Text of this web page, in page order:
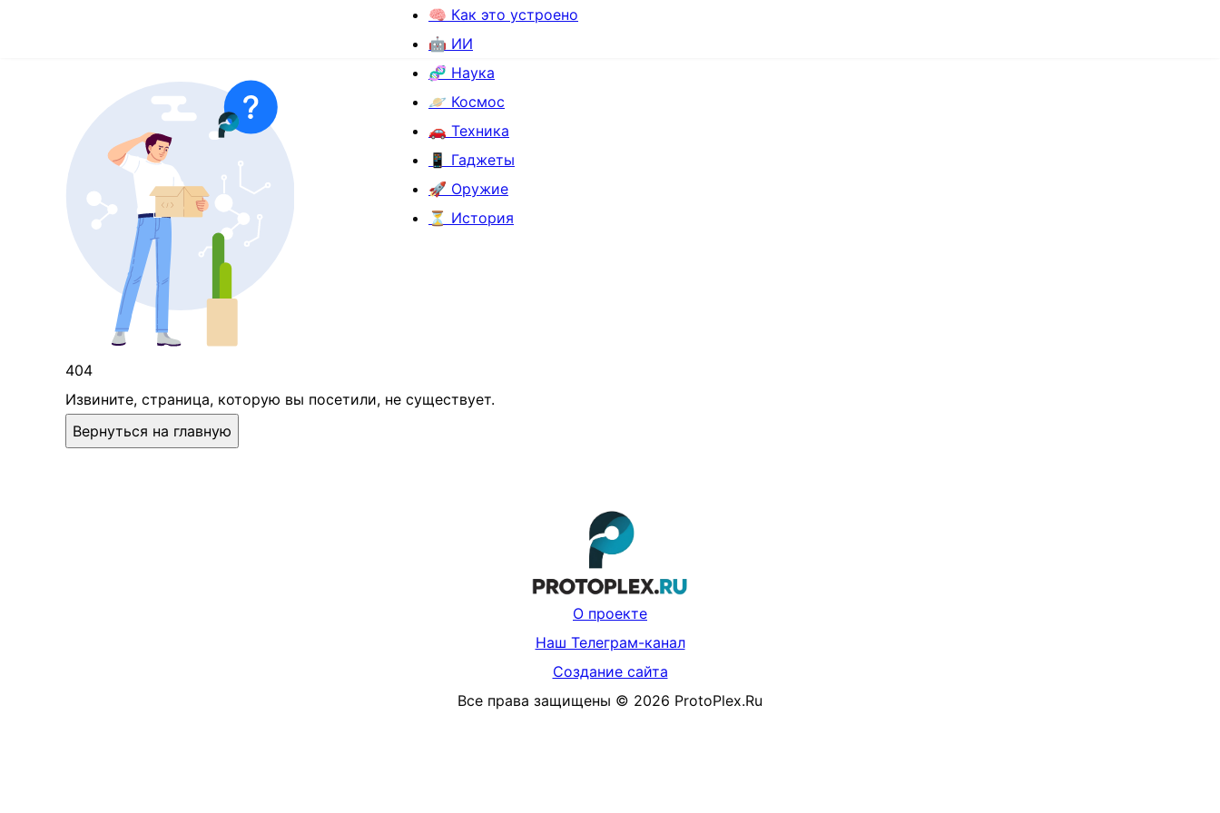
🧠 Как это устроено
🤖 ИИ
🧬 Наука
🪐 Космос
🚗 Техника
📱 Гаджеты
🚀 Оружие
⏳ История
404
Извините, страница, которую вы посетили, не существует.
Вернуться на главную
О проекте
Наш Телеграм-канал
Создание сайта
Все права защищены © 2026 ProtoPlex.Ru